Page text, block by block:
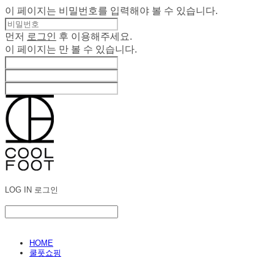
이 페이지는 비밀번호를 입력해야 볼 수 있습니다.
먼저 로그인
후 이용해주세요.
이 페이지는 만 볼 수 있습니다.
LOG IN 로그인
HOME
쿨풋쇼핑